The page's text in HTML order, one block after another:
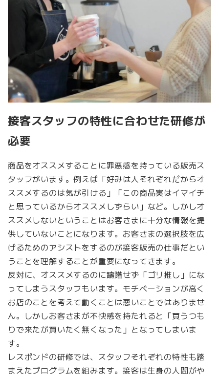
接客スタッフの特性に合わせた研修が
必要
商品をオススメすることに罪悪感を持っている販売ス
タッフがいます。例えば「好みは人それぞれだからオ
ススメするのは気が引ける」「この商品実はイマイチ
と思っているからオススメしずらい」など。しかしオ
ススメしないということはお客さまに十分な情報を提
供していないことになります。お客さまの選択肢を広
げるためのアシストをするのが接客販売の仕事だとい
うことを理解することが重要になってきます。
反対に、オススメするのに躊躇せず「ゴリ推し」にな
ってしまうスタッフもいます。モチベーションが高く
お店のことを考えて動くことは悪いことではありませ
ん。しかしお客さまが不快感を持たれると「買うつも
りで来たが買いたく無くなった」となってしまいま
す。
レスポンドの研修では、スタッフそれぞれの特性も踏
まえたプログラムを組みます。接客は生身の人間がや